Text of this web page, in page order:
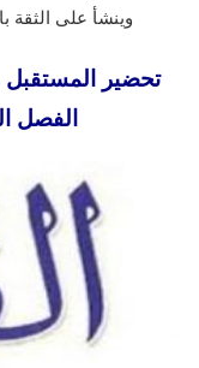
وينشأ على الثقة
تحضير المستقبل
الفصل